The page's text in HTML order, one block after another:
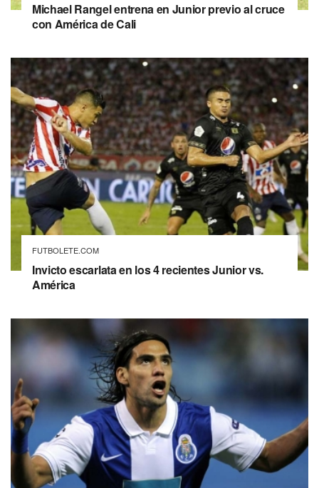
Michael Rangel entrena en Junior previo al cruce
con América de Cali
FUTBOLETE.COM
Invicto escarlata en los 4 recientes Junior vs.
América